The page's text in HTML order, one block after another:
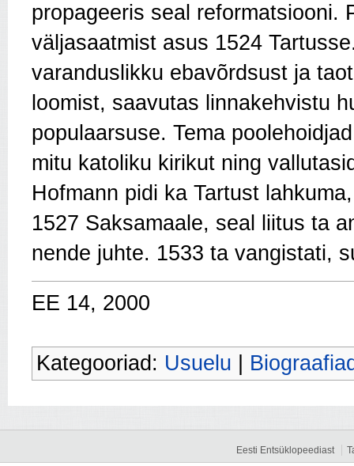
propageeris seal reformatsiooni.
väljasaatmist asus 1524
varanduslikku ebavõrdsust ja
loomist, saavutas linnakehvistu
populaarsuse. Tema
mitu katoliku kirikut ning
Hofmann pidi ka Tartust
1527 Saksamaale, seal liitus ta
nende juhte. 1533 ta vangistati,
EE 14, 2000
Kategooriad: Usuelu
Eesti Entsüklopeediast